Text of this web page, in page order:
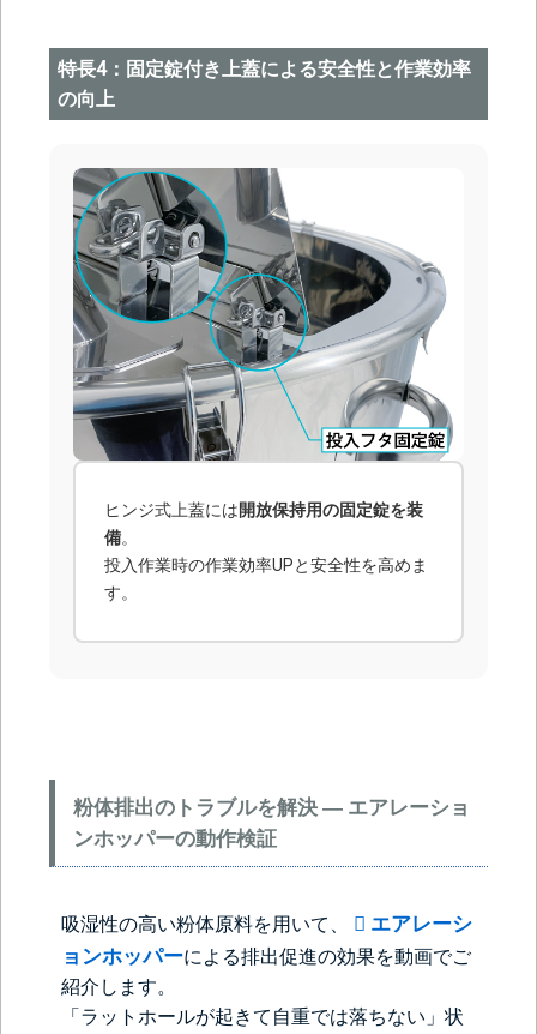
特長4：固定錠付き上蓋による安全性と作業効率
の向上
ヒンジ式上蓋には開放保持用の固定錠を装
備。
投入作業時の作業効率UPと安全性を高めま
す。
粉体排出のトラブルを解決 ― エアレーショ
ンホッパーの動作検証
吸湿性の高い粉体原料を用いて、
エアレーシ
ョンホッパーによる排出促進の効果を動画でご
紹介します。
「ラットホールが起きて自重では落ちない」状